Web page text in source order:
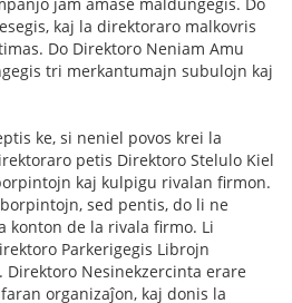
kaj la direktoraro malkovris
Do Direktoro Neniam Amu
tri merkantumajn subulojn kaj
ke, si neniel povos krei la
petis Direktoro Stelulo Kiel
kaj kulpigu rivalan firmon.
sed pentis, do li ne
konton de la rivala firmo. Li
Parkerigegis Librojn
Nesinekzercinta erare
organizaĵon, kaj donis la